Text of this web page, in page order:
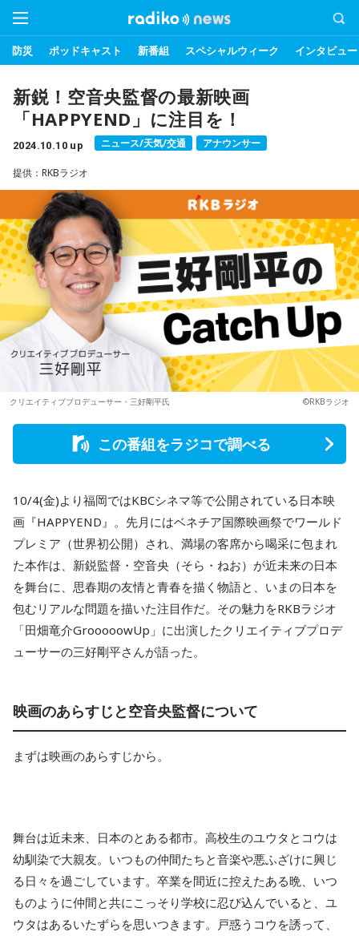
防災 ポッドキャスト 新番組 スペシャルウィーク インタビュー
新鋭！空音央監督の最新映画
「HAPPYEND」に注目を！
2024.10.10 up ニュース/天気/交通 アナウンサー
提供：RKBラジオ
クリエイティブプロデューサー・三好剛平氏 ©RKBラジオ
この番組をラジコで調べる
10/4(金)より福岡ではKBCシネマ等で公開されている日本映
画『HAPPYEND』。先月にはベネチア国際映画祭でワールド
プレミア（世界初公開）され、満場の客席から喝采に包まれ
た本作は、新鋭監督・空音央（そら・ねお）が近未来の日本
を舞台に、思春期の友情と青春を描く物語と、いまの日本を
包むリアルな問題を描いた注目作だ。その魅力をRKBラジオ
「田畑竜介GrooooowUp」に出演したクリエイティブプロデ
ューサーの三好剛平さんが語った。
映画のあらすじと空音央監督について
まずは映画のあらすじから。
舞台は近未来、日本のとある都市。高校生のユウタとコウは
幼馴染で大親友。いつもの仲間たちと音楽や悪ふざけに興じ
る日々を過ごしています。卒業を間近に控えたある晩、いつ
ものように仲間と共にこっそり学校に忍び込んでいると、ユ
ウタはあるいたずらを思いつきます。戸惑うコウを誘って、